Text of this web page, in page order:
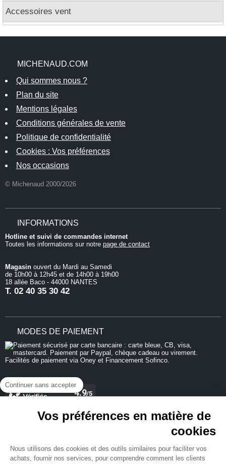
Continuer sans accepter
Vos préférences en matière de
cookies
Nous utilisons des cookies et des outils similaires pour faciliter vos
achats, fournir nos services, pour comprendre comment les clients
Accessoires vent
MICHENAUD.COM
Qui sommes nous ?
Plan du site
Mentions légales
Conditions générales de vente
Politique de confidentialité
Cookies : Vos préférences
Nos occasions
© Michenaud 2000/2026
INFORMATIONS
Hotline et suivi de commandes internet
Toutes les informations sur notre page de contact
Magasin ouvert du Mardi au Samedi
de 10h00 à 12h45 et de 14h00 à 19h00
18 allée Baco - 44000 NANTES
T. 02 40 35 30 42
MODES DE PAIEMENT